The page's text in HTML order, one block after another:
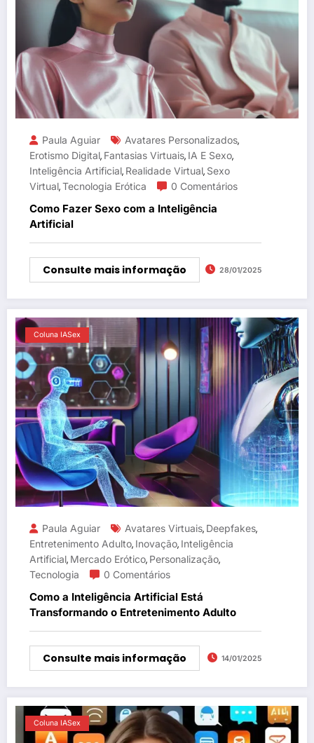
Paula Aguiar Avatares Personalizados,
Erotismo Digital, Fantasias Virtuais, IA E Sexo,
Inteligência Artificial, Realidade Virtual, Sexo
Virtual,Tecnologia Erótica 0 Comentários
Como Fazer Sexo com a Inteligência
Artificial
Consulte mais informação 28/01/2025
Coluna IASex
Paula Aguiar Avatares Virtuais, Deepfakes,
Entretenimento Adulto, Inovação, Inteligência
Artificial, Mercado Erótico, Personalização,
Tecnologia
0 Comentários
Como a Inteligência Artificial Está
Transformando o Entretenimento Adulto
Consulte mais informação 14/01/2025
Coluna IASex